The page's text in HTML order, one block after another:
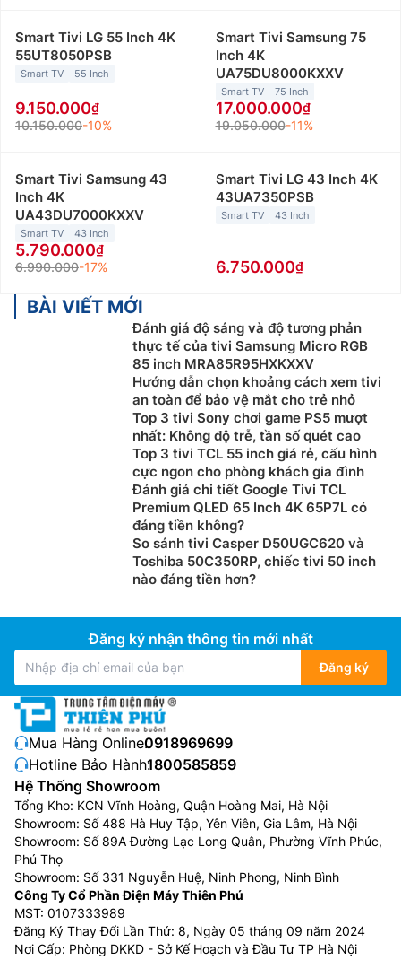
Smart Tivi LG 55 Inch 4K
55UT8050PSB
Smart TV 55 Inch
9.150.000
10.150.000-10%
Smart Tivi Samsung 75
Inch 4K
UA75DU8000KXXV
Smart TV 75 Inch
17.000.000
19.050.000-11%
Smart Tivi Samsung 43
Inch 4K
UA43DU7000KXXV
Smart TV 43 Inch
5.790.000
6.990.000-17%
Smart Tivi LG 43 Inch 4K
43UA7350PSB
Smart TV 43 Inch
6.750.000
BÀI VIẾT MỚI
Đánh giá độ sáng và độ tương phản
thực tế của tivi Samsung Micro RGB
85 inch MRA85R95HXKXXV
Hướng dẫn chọn khoảng cách xem tivi
an toàn để bảo vệ mắt cho trẻ nhỏ
Top 3 tivi Sony chơi game PS5 mượt
nhất: Không độ trễ, tần số quét cao
Top 3 tivi TCL 55 inch giá rẻ, cấu hình
cực ngon cho phòng khách gia đình
Đánh giá chi tiết Google Tivi TCL
Premium QLED 65 Inch 4K 65P7L có
đáng tiền không?
So sánh tivi Casper D50UGC620 và
Toshiba 50C350RP, chiếc tivi 50 inch
nào đáng tiền hơn?
Đăng ký nhận thông tin mới nhất
Đăng ký
Mua Hàng Online:0918969699
Hotline Bảo Hành:1800585859
Hệ Thống Showroom
Tổng Kho: KCN Vĩnh Hoàng, Quận Hoàng Mai, Hà Nội
Showroom: Số 488 Hà Huy Tập, Yên Viên, Gia Lâm, Hà Nội
Showroom: Số 89A Đường Lạc Long Quân, Phường Vĩnh Phúc,
Phú Thọ
Showroom: Số 331 Nguyễn Huệ, Ninh Phong, Ninh Bình
Công Ty Cổ Phần Điện Máy Thiên Phú
MST: 0107333989
Đăng Ký Thay Đổi Lần Thứ: 8, Ngày 05 tháng 09 năm 2024
Nơi Cấp: Phòng DKKD - Sở Kế Hoạch và Đầu Tư TP Hà Nội